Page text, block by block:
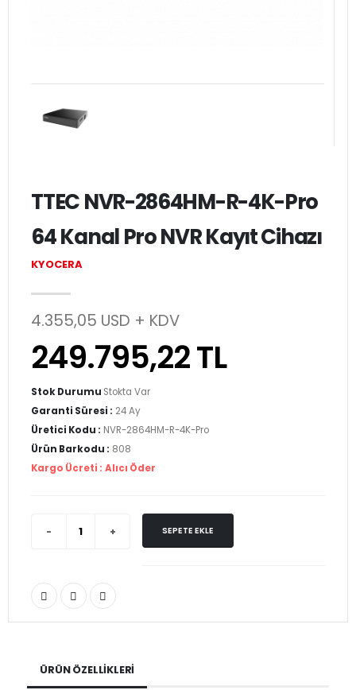
TTEC NVR-2864HM-R-4K-Pro
64 Kanal Pro NVR Kayıt Cihazı
KYOCERA
4.355,05 USD + KDV
249.795,22 TL
Stok Durumu Stokta Var
Garanti Süresi : 24 Ay
Üretici Kodu : NVR-2864HM-R-4K-Pro
Ürün Barkodu : 808
Kargo Ücreti : Alıcı Öder
SEPETE EKLE
ÜRÜN ÖZELLIKLERI